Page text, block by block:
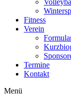
Fitness
Verein
Termine
Kontakt
Menü